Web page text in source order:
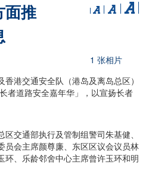
面推
1 张相片
港交通安全队（港岛及离岛总区）
者道路安全嘉年华」，以宣扬长者
交通部执行及管制组警司朱基健、
员会主席颜尊廉、东区区议会议员林
环、乐龄邻舍中心主席曾许玉环和明